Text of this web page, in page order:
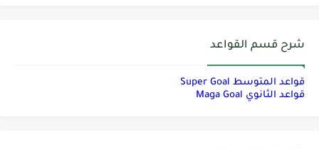
شرح قسم القواعد
قواعد المتوسط Super Goal
قواعد الثانوي Maga Goal